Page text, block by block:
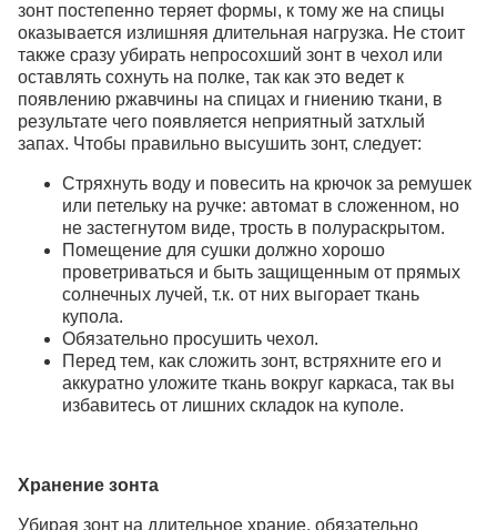
зонт постепенно теряет формы, к тому же на спицы
оказывается излишняя длительная нагрузка. Не стоит
также сразу убирать непросохший зонт в чехол или
оставлять сохнуть на полке, так как это ведет к
появлению ржавчины на спицах и гниению ткани, в
результате чего появляется неприятный затхлый
запах. Чтобы правильно высушить зонт, следует:
Стряхнуть воду и повесить на крючок за ремушек
или петельку на ручке: автомат в сложенном, но
не застегнутом виде, трость в полураскрытом.
Помещение для сушки должно хорошо
проветриваться и быть защищенным от прямых
солнечных лучей, т.к. от них выгорает ткань
купола.
Обязательно просушить чехол.
Перед тем, как сложить зонт, встряхните его и
аккуратно уложите ткань вокруг каркаса, так вы
избавитесь от лишних складок на куполе.
Хранение зонта
Убирая зонт на длительное храние, обязательно